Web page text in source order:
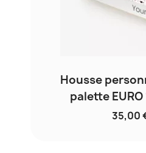
Housse
palette
35,00